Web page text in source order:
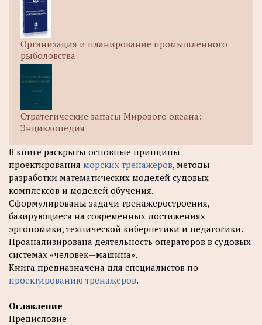
Организация и планирование промышленного
рыболовства
Стратегические запасы Мирового океана:
Энциклопедия
В книге раскрыты основные принципы
проектирования морских тренажеров, методы
разработки математических моделей судовых
комплексов и моделей обучения.
Сформулированы задачи тренажеростроения,
базирующиеся на современных достижениях
эргономики, технической кибернетики и педагогики.
Проанализирована деятельность операторов в судовых
системах «человек—машина».
Книга предназначена для специалистов по
проектированию тренажеров.
Оглавление
Предисловие